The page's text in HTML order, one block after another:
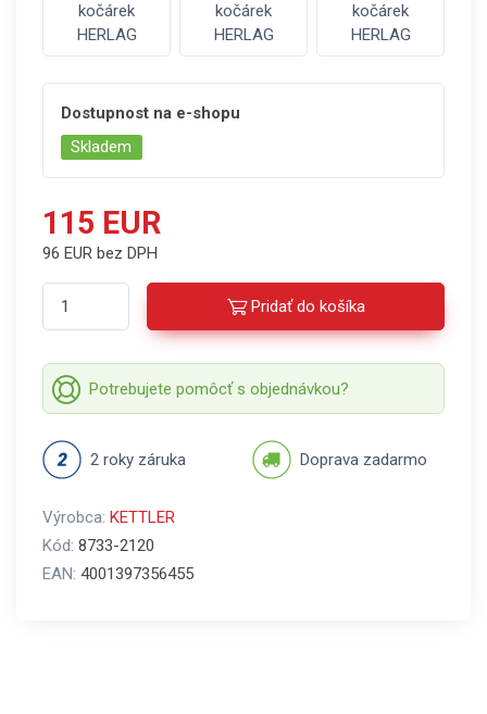
kočárek
HERLAG
kočárek
HERLAG
kočárek
HERLAG
Dostupnost na e-shopu
Skladem
115 EUR
96 EUR bez DPH
Pridať do košíka
Potrebujete pomôcť s objednávkou?
2 roky záruka Doprava zadarmo
Výrobca: KETTLER
Kód: 8733-2120
EAN: 4001397356455